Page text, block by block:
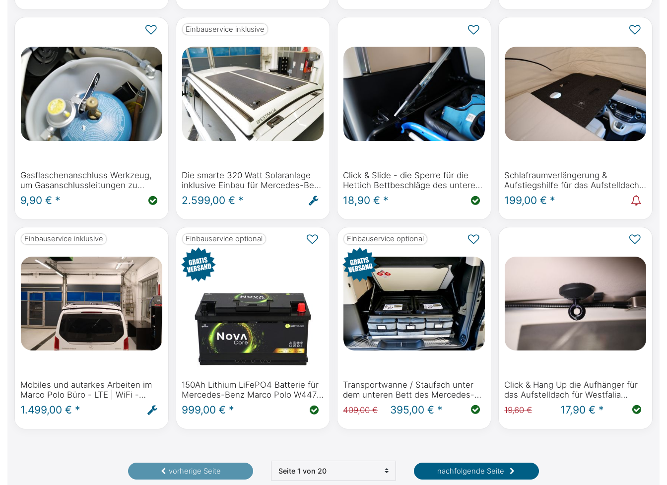
Gasflaschenanschluss Werkzeug,
um Gasanschlussleitungen zu
öffnen und zu schließen
9,90 € *
Einbauservice inklusive
Die smarte 320 Watt Solaranlage
inklusive Einbau für Mercedes-Benz
Marco Polo, Horizon, Activity W447
& Viano Marco Polo W639 ab BJ
2.599,00 € *
Click & Slide - die Sperre für die
Hettich Bettbeschläge des unteren
Bettes im Mercedes-Benz Marco
Polo W447 und Viano Marco Polo
18,90 € *
Schlafraumverlängerung &
Aufstiegshilfe für das Aufstelldach |
Dachbett im Mercedes-Benz Marco
Polo, Horizon, Activity W447 &
199,00 € *
Einbauservice inklusive
Mobiles und autarkes Arbeiten im
Marco Polo Büro - LTE | WiFi -
Router und Antenne für Mercedes-
Benz Marco Polo, Activity, Horizon -
1.499,00 € *
Einbauservice optional
150Ah Lithium LiFePO4 Batterie für
Mercedes-Benz Marco Polo W447
(2014 - heute) & W639 (2004 -
2014) | WATTSTUNDE® NOVA Core
999,00 € *
Einbauservice optional
Transportwanne / Staufach unter
dem unteren Bett des Mercedes-
Benz Marco Polo W447 mit Küche
oder Viano Marco Polo W639
409,00 € 395,00 € *
Click & Hang Up die Aufhänger für
das Aufstelldach für Westfalia
Camper wie Mercedes-Benz Marco
Polo, Horizon, Activity, Viano Marco
19,60 € 17,90 € *
vorherige Seite nachfolgende Seite